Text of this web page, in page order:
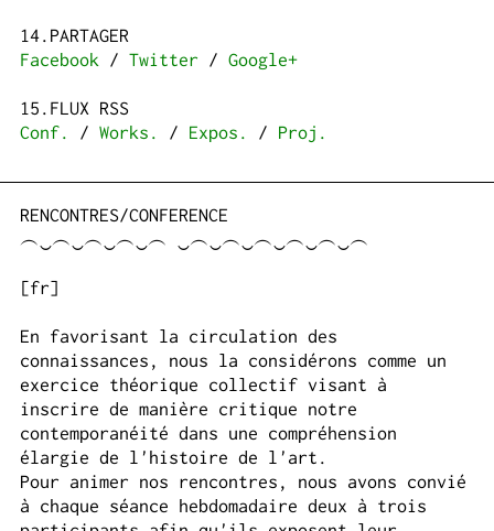
PARTAGER
Facebook / Twitter / Google+
FLUX RSS
Conf.
/ Works. / Expos. / Proj.
RENCONTRES/CONFERENCE
︵‿︵‿︵‿︵‿︵ ‿︵‿︵‿︵‿︵‿︵‿︵
[fr]
En favorisant la circulation des
connaissances, nous la considérons comme un
exercice théorique collectif visant à
inscrire de manière critique notre
contemporanéité dans une compréhension
élargie de l'histoire de l'art.
Pour animer nos rencontres, nous avons convié
à chaque séance hebdomadaire deux à trois